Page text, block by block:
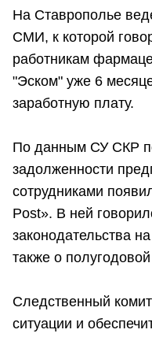
На Ставрополье
СМИ, к которой
работникам
"Эском" уже 6
заработную плату.
По данным СУ СКР
задолженности
сотрудниками
Post». В ней
законодательства
также о
Следственный
ситуации и